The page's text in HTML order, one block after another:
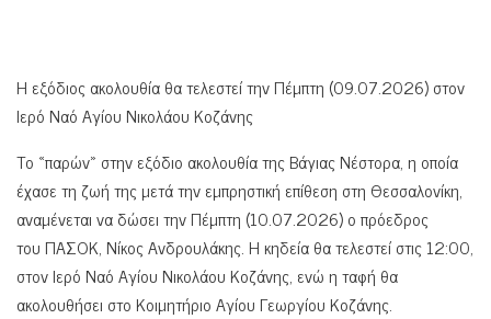
Η εξόδιος ακολουθία θα τελεστεί την Πέμπτη (09.07.2026) στον
Ιερό Ναό Αγίου Νικολάου Κοζάνης
Το «παρών» στην εξόδιο ακολουθία της Βάγιας Νέστορα, η οποία
έχασε τη ζωή της μετά την εμπρηστική επίθεση στη Θεσσαλονίκη,
αναμένεται να δώσει την Πέμπτη (10.07.2026) ο πρόεδρος
του ΠΑΣΟΚ, Νίκος Ανδρουλάκης. Η κηδεία θα τελεστεί στις 12:00,
στον Ιερό Ναό Αγίου Νικολάου Κοζάνης, ενώ η ταφή θα
ακολουθήσει στο Κοιμητήριο Αγίου Γεωργίου Κοζάνης.